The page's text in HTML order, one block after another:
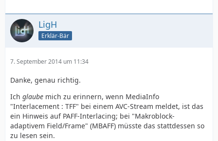
LigH
Erklär-Bär
7. September 2014 um 11:34
Danke, genau richtig.
Ich glaube mich zu erinnern, wenn MediaInfo
"Interlacement : TFF" bei einem AVC-Stream meldet, ist das
ein Hinweis auf PAFF-Interlacing; bei "Makroblock-
adaptivem Field/Frame" (MBAFF) müsste das stattdessen so
zu lesen sein.